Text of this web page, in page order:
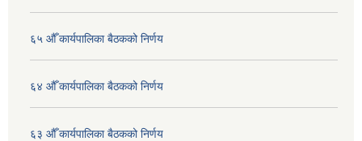
६५ औँ कार्यपालिका बैठकको निर्णय
६४ औँ कार्यपालिका बैठकको निर्णय
६३ औँ कार्यपालिका बैठकको निर्णय